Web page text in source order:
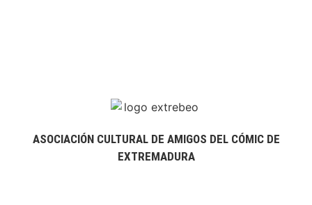
ASOCIACIÓN CULTURAL DE AMIGOS DEL CÓMIC DE
EXTREMADURA